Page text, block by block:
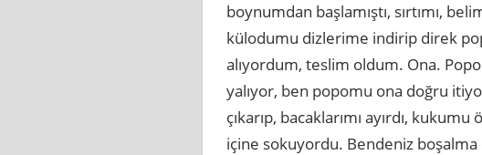
boynumdan başlamıştı, sırtımı,
külodumu dizlerime indirip direk
alıyordum, teslim oldum. Ona.
yalıyor, ben popomu ona doğru
çıkarıp, bacaklarımı ayırdı,
içine sokuyordu. Bendeniz boşalma